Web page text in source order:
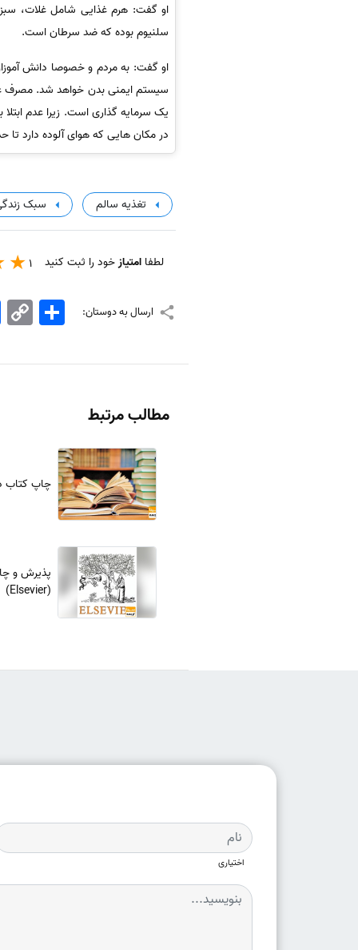
او گفت: هرم غذایی شامل غلات،
سلنیوم بوده که ضد سرطان است.
سیستم ایمنی بدن خواهد شد. مصرف
یک سرمایه گذاری است. زیرا عدم
در مکان هایی که هوای آلوده دارد تا
تغذیه سالم سبک
لطفا امتیازخود را ثبت کنید 1
ارسال به دوستان: Copy
Link
اشتراک
مطالب مرتبط
چاپ کتاب
پذیرش و
(Elsevier)
اختیاری